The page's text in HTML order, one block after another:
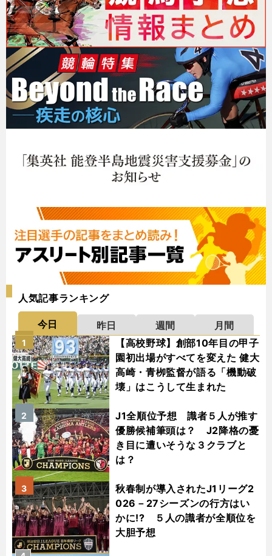
人気記事ランキング
今日 昨日 週間
月間
【高校野球】創部10年目の甲子
園初出場がすべてを変えた 健大
高崎・青栁監督が語る「機動破
壊」はこうして生まれた
1
J1全順位予想 識者５人が推す
優勝候補筆頭は？ J2降格の憂
き目に遭いそうな３クラブと
は？
2
秋春制が導入されたJ1リーグ2
026－27シーズンの行方はい
かに!? ５人の識者が全順位を
大胆予想
3